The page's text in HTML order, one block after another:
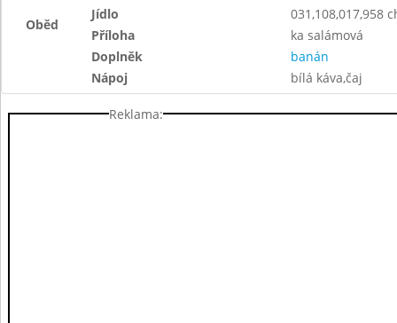
Oběd
Jídlo
031,108,017,958
Příloha
ka salámová
Doplněk
banán
Nápoj
bílá káva,čaj
Reklama: